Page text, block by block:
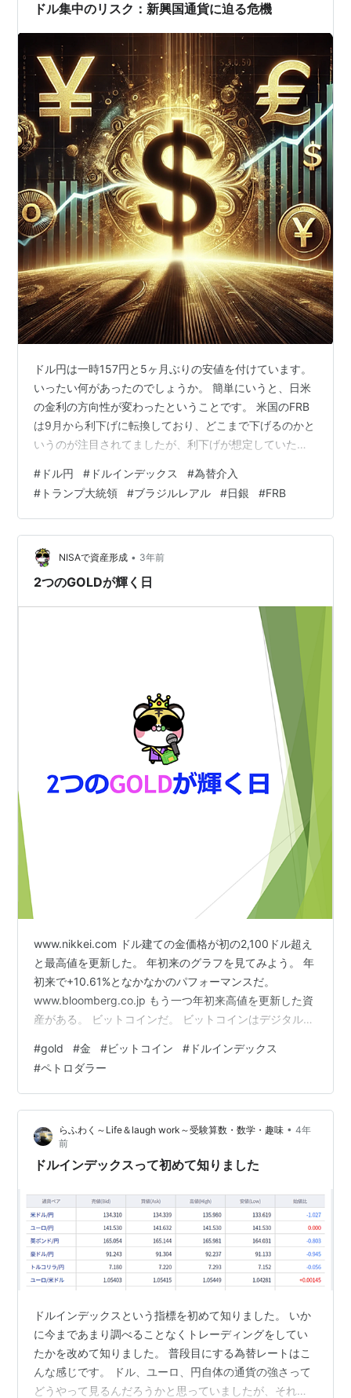
か？ ドルインデックス（DXY）は、米ドルの相対的な価
ドル集中のリスク：新興国通貨に迫る危機
ドル円は一時157円と5ヶ月ぶりの安値を付けています。
いったい何があったのでしょうか。 簡単にいうと、日米
の金利の方向性が変わったということです。 米国のFRB
は9月から利下げに転換しており、どこまで下げるのかと
いうのが注目されてましたが、利下げが想定していたよ
初は12月更なる利上げをしないことが明確となり、利上
げペースがゆるやかになるというのが確認されました。
これを受けて、日米の金利差が縮まらないとの見方から
金利の高いドルに資金が流れてドル高円安になったとい
うことです。 下記はドルインデックスと呼ばれるチャー
トで、ドルの価値を主要通貨と…
# ドル円 # ドルインデックス #為替介入
# トランプ大統領 #ブラジルレアル #日銀 #FRB
NISAで資産形成 • 3年前
2つのGOLDが輝く日
www.nikkei.com ドル建ての金価格が初の2,100ドル超え
と最高値を更新した。 年初来のグラフを見てみよう。 年
初来で+10.61%となかなかのパフォーマンスだ。
www.bloomberg.co.jp もう一つ年初来高値を更新した資
産がある。 ビットコインだ。 ビットコインはデジタルゴ
る。 年初来のグラフを見てみよう。 年初来で+151.33%
と素晴らしいパフォーマンスだ。 この2つのゴールドの
価格推移を見ていると、ある共通点に気づく。 11月から
急激に上昇している点だ。 11月から何が変わったのだろ
うか。 もう一つ以下のグラフを見…
#gold #金 #ビットコイン # ドルインデックス
#ペトロダラー
らふわく～Life＆laugh work～受験算数・数学・趣味 • 4年
前
ドルインデックスって初めて知りました
ドルインデックスという指標を初めて知りました。 いか
に今まであまり調べることなくトレーディングをしてい
たかを改めて知りました。 普段目にする為替レートはこ
んな感じです。 ドル、ユーロ、円自体の通貨の強さって
どうやって見るんだろうかと思っていましたが、それを